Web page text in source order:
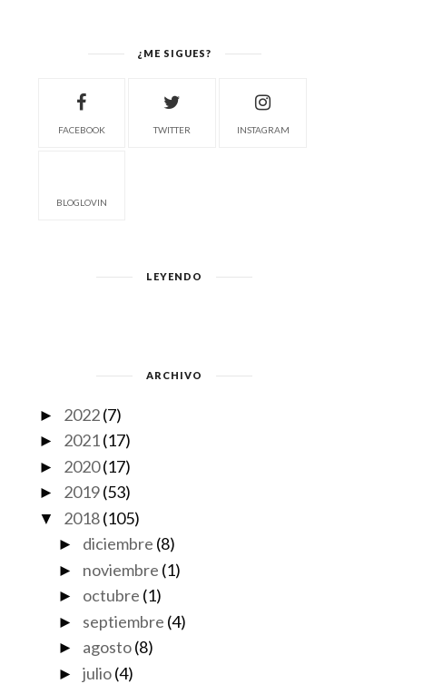
¿ME SIGUES?
FACEBOOK TWITTER INSTAGRAM
BLOGLOVIN
LEYENDO
ARCHIVO
► 2022 (7)
► 2021 (17)
► 2020 (17)
► 2019 (53)
▼ 2018 (105)
► diciembre (8)
► noviembre (1)
► octubre (1)
► septiembre (4)
► agosto(8)
►julio(4)